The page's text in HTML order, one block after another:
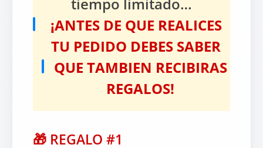
¡ANTES DE QUE REALICES
TU PEDIDO DEBES SABER
QUE TAMBIEN RECIBIRAS
REGALOS!
🎁 REGALO #1